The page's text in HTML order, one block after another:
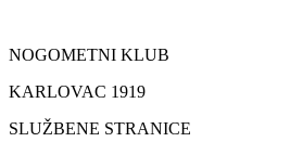
sadržaj
NOGOMETNI KLUB
KARLOVAC 1919
SLUŽBENE STRANICE